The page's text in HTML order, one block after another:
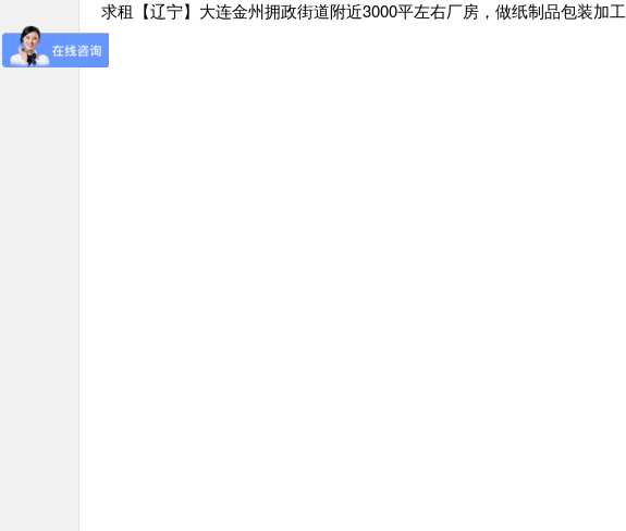
求租【辽宁】大连金州拥政街道附近3000平左右厂房，做纸制品包装加工